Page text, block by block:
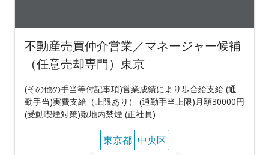
不動産売買仲介営業／マネージャー候補
（任意売却専門）東京
(その他の手当等付記事項)営業成績により歩合給支給 (通
勤手当)実費支給（上限あり） (通勤手当上限)月額30000円
(受動喫煙対策)敷地内禁煙 (正社員)
東京都 中央区